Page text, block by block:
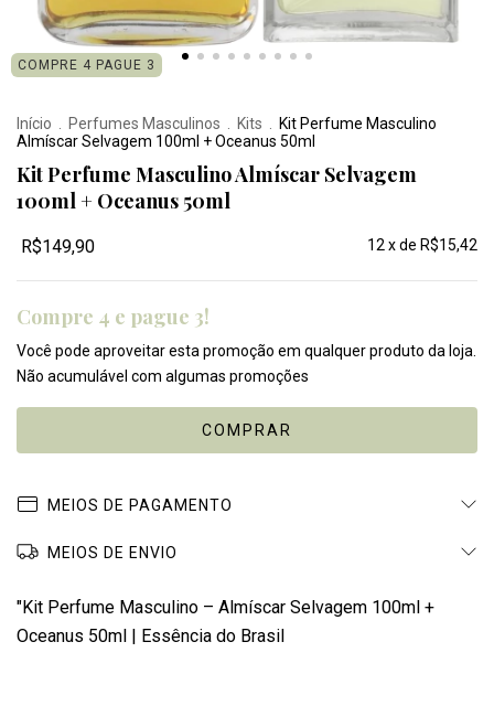
COMPRE 4 PAGUE 3
Início Perfumes Masculinos Kits
Kit Perfume Masculino
Almíscar Selvagem 100ml + Oceanus 50ml
Kit Perfume Masculino Almíscar Selvagem
100ml + Oceanus 50ml
R$149,90 12 x de R$15,42
Compre 4 e pague 3!
Você pode aproveitar esta promoção em qualquer produto da loja.
Não acumulável com algumas promoções
MEIOS DE PAGAMENTO
MEIOS DE ENVIO
"Kit Perfume Masculino – Almíscar Selvagem 100ml +
Oceanus 50ml | Essência do Brasil